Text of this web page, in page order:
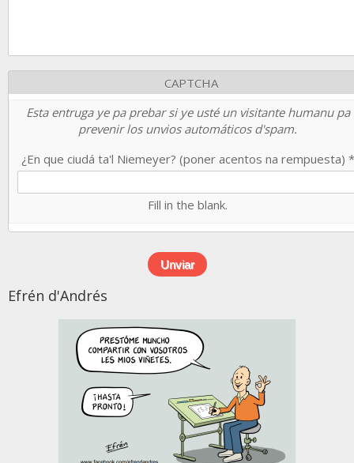
CAPTCHA
Esta entruga ye pa prebar si ye usté un visitante humanu pa
prevenir los unvios automáticos d'spam.
¿En que ciudá ta'l Niemeyer? (poner acentos na rempuesta) *
Fill in the blank.
Efrén d'Andrés